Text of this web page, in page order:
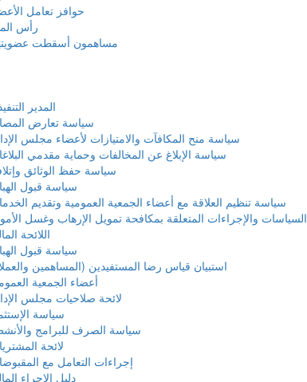
حوافز تعامل
رأس
مساهمون أسقطت
المدير
سياسة تعارض
سياسة منح المكافآت والامتيازات لأعضاء مجلس
سياسة الإبلاغ عن المخالفات وحماية مقدمي
سياسة حفظ الوثائق
سياسة قبول
سياسة تنظيم العلاقة مع أعضاء الجمعية العمومية وتقديم
السياسات والإجراءات المتعلقة بمكافحة تمويل الإرهاب وغسل
اللائحة
سياسة قبول
استبيان قياس رضا المستفيدين (المساهمين
أعضاء الجمعية
لائحة صلاحيات مجلس
سياسة
سياسة الصرف للبرامج
لائحة
إجراءات التعامل مع
دليل الإجراء